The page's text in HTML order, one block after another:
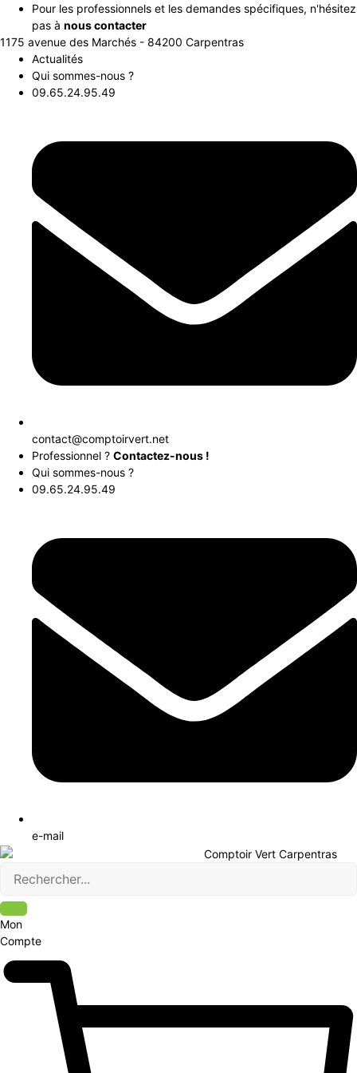
Aller
contenu
Pour les professionnels et les demandes spécifiques, n'hésitez
pas à nous contacter
1175 avenue des Marchés - 84200 Carpentras
Actualités
Qui sommes-nous ?
09.65.24.95.49
contact@comptoirvert.net
Professionnel ? Contactez-nous !
Qui sommes-nous ?
09.65.24.95.49
e-mail
Mon
Compte